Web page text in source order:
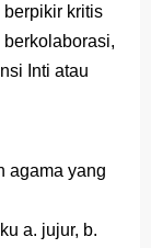
Berat
7 August
kritis
Inti atau
agama yang
a. jujur, b.